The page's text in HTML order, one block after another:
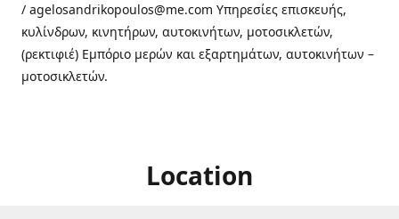
/ agelosandrikopoulos@me.com Υπηρεσίες επισκευής,
κυλίνδρων, κινητήρων, αυτοκινήτων, μοτοσικλετών,
(ρεκτιφιέ) Εμπόριο μερών και εξαρτημάτων, αυτοκινήτων –
μοτοσικλετών.
Location